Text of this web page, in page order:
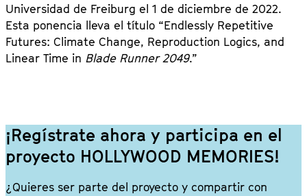
Universidad de Freiburg el 1 de diciembre de 2022.
Esta ponencia lleva el título “Endlessly Repetitive
Futures: Climate Change, Reproduction Logics, and
Linear Time in Blade Runner 2049.”
¡Regístrate ahora y participa en el
proyecto HOLLYWOOD MEMORIES!
¿Quieres ser parte del proyecto y compartir con